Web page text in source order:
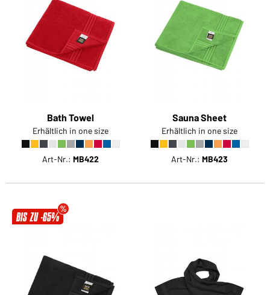
Bath Towel
Erhältlich in one size
Art-Nr.: MB422
Sauna Sheet
Erhältlich in one size
Art-Nr.: MB423
BIS ZU -65%